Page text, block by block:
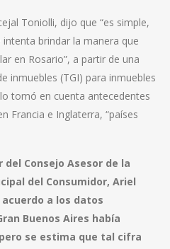
Toniolli, dijo que “es simple,
brindar la manera que
en Rosario”, a partir de una
inmuebles (TGI) para inmuebles
tomó en cuenta antecedentes
Francia e Inglaterra, “países
Consejo Asesor de la
del Consumidor, Ariel
acuerdo a los datos
Buenos Aires había
se estima que tal cifra